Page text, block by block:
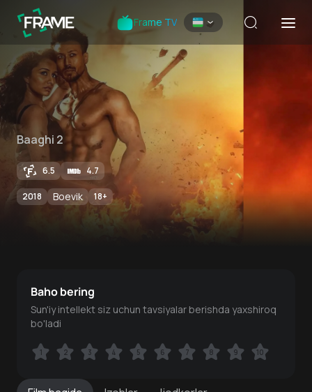
Frame TV
Baaghi 2
6.5 4.7
2018 Boevik 18+
Baho bering
Sun'iy intellekt siz uchun tavsiyalar berishda yaxshiroq
bo'ladi
1 2 3 4 5 6 7 8 9 10
1 2 3 4 5 6 7 8 9 10